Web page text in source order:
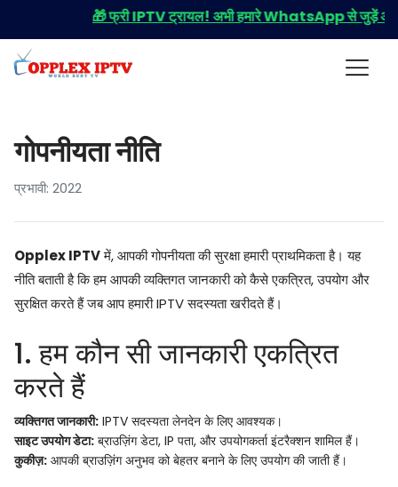
🎁 फ्री IPTV ट्रायल! अभी हमारे WhatsApp से जुड़ें और
गोपनीयता नीति
प्रभावी: 2022
Opplex IPTVमें, आपकी गोपनीयता की सुरक्षा हमारी प्राथमिकता है। यह
नीति बताती है कि हम आपकी व्यक्तिगत जानकारी को कैसे एकत्रित, उपयोग और
सुरक्षित करते हैं जब आप हमारी IPTV सदस्यता खरीदते हैं।
1. हम कौन सी जानकारी एकत्रित
करते हैं
व्यक्तिगत जानकारी: IPTV सदस्यता लेनदेन के लिए आवश्यक।
साइट उपयोग डेटा: ब्राउज़िंग डेटा, IP पता, और उपयोगकर्ता इंटरैक्शन शामिल हैं।
कुकीज़: आपकी ब्राउज़िंग अनुभव को बेहतर बनाने के लिए उपयोग की जाती हैं।